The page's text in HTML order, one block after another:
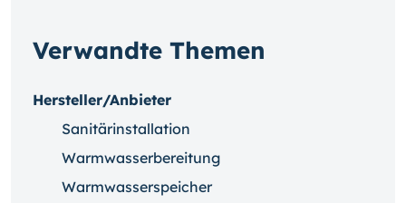
Verwandte Themen
Hersteller/Anbieter
Sanitärinstallation
Warmwasserbereitung
Warmwasserspeicher